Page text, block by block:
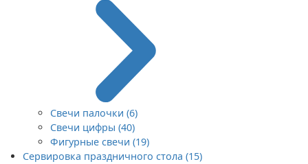
Свечи палочки (6)
Свечи цифры (40)
Фигурные свечи (19)
Сервировка праздничного стола (15)